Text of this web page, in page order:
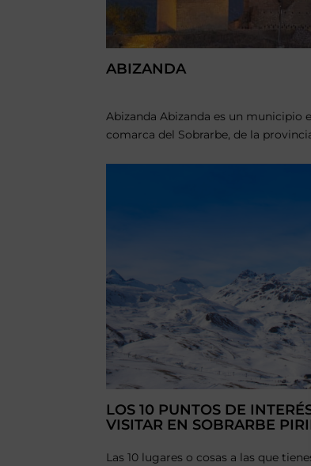
ABIZANDA
Abizanda Abizanda es un municipio
comarca del Sobrarbe, de la
LOS 10 PUNTOS DE
VISITAR EN SOBRARBE
Las 10 lugares o cosas a las que